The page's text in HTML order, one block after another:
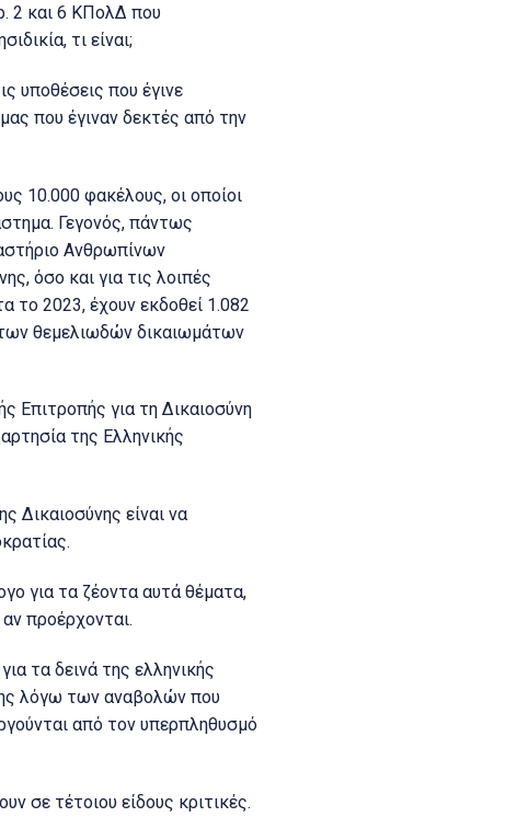
2 και 6 ΚΠολΔ που
τι είναι;
υποθέσεις που έγινε
που έγιναν δεκτές από την
10.000 φακέλους, οι οποίοι
Γεγονός, πάντως
Ανθρωπίνων
όσο και για τις λοιπές
το 2023, έχουν εκδοθεί 1.082
θεμελιωδών δικαιωμάτων
Επιτροπής για τη Δικαιοσύνη
της Ελληνικής
Δικαιοσύνης είναι να
για τα ζέοντα αυτά θέματα,
προέρχονται.
τα δεινά της ελληνικής
λόγω των αναβολών που
από τον υπερπληθυσμό
σε τέτοιου είδους κριτικές.